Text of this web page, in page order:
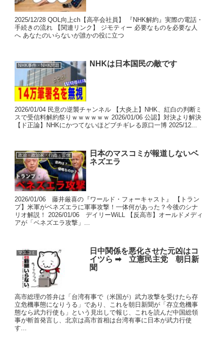
2025/12/28 QOL向上ch【高卒会社員】 『NHK解約』実際の電話・
手続きの流れ 【関連リンク】 ジモティー 必要なものを必要な人
へ あなたのいらないが誰かの役に立つ
NHK事件・NHK問題 NHKは日本国民の敵です
2026/01/04 民意の逆襲チャンネル 【大炎上】NHK、紅白の判断ミ
スで受信料解約祭りｗｗｗｗｗｗ 2026/01/06 公認】対決より解決
【ド正論】NHKにかつてないほどブチギレる原口一博 2025/12...
政治・政治家・行政・官僚
日本のマスコミが報道しないベ
ネズエラ
2026/01/06 藤井厳喜の『ワールド・フォーキャスト』 【トラン
プ】米軍がベネズエラに軍事攻撃！一体何があった？今後のシナ
リオ解説！ 2026/01/06 デイリーWiLL 【反高市】オールドメディ
アが「ベネズエラ攻撃」...
マスコミ
日中関係を悪化させた元凶はコ
イツら ➡ 立憲民主党 朝日新
聞
高市総理の答弁は「台湾有事で（米国が）武力攻撃を受けたら存
立危機事態になりうる」であり、これを朝日新聞が「存立危機事
態なら武力行使も」という見出しで報じ、これを読んだ中国総領
事が斬首発言し、北京は高市首相は台湾有事に日本が武力行使
す...